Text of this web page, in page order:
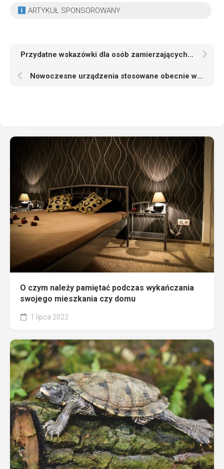
ARTYKUŁ SPONSOROWANY
Przydatne wskazówki dla osób zamierzających zakupić mieszkanie
Nowoczesne urządzenia stosowane obecnie w przemyśle
O czym należy pamiętać podczas wykańczania
swojego mieszkania czy domu
1 lipca 2022